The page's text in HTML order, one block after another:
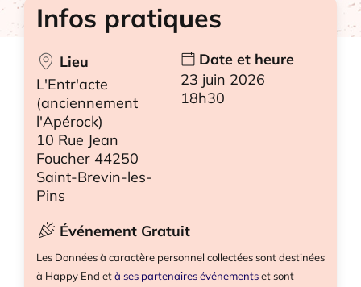
Infos pratiques
Lieu
L'Entr'acte
(anciennement
l'Apérock)
10 Rue Jean
Foucher 44250
Saint-Brevin-les-
Pins
Date et heure
23 juin 2026
18h30
Événement Gratuit
Les Données à caractère personnel collectées sont destinées
à Happy End età ses partenaires événementset sont